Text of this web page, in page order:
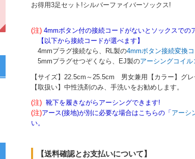
お得用3足セット!シルバーファイバーソックス!
(注) 4mmボタン付の接続コードがないとソックスでの
【以下から接続コードが選べます 】
4mmプラグ接続なら、RL製の4mmボタン接続変換
5mmプラグせつぞくなら、EJ製のアーシングコイ
【サイズ】22.5cm～25.5cm 男女兼用【カラー】グレ
【取扱い】中性洗剤のみ、手洗いをお勧めします。
(注) 靴下を履きながらアーシングできます!
(注)アース(接地)が別に必要な場合はこちらの 「 アーシ
い。
【送料確認とお支払いについて】